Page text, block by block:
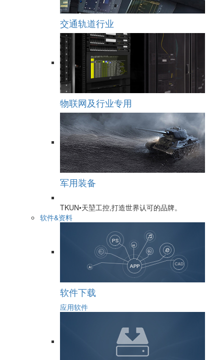
交通轨道行业
物联网及行业专用
军用装备
TKUN•天堃工控,打造世界认可的品牌。
软件&资料
软件下载
应用软件